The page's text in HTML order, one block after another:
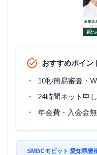
おすすめポイン
10秒簡易審査・
24時間ネット申
年会費・入会金無
SMBCモビット 愛知県豊